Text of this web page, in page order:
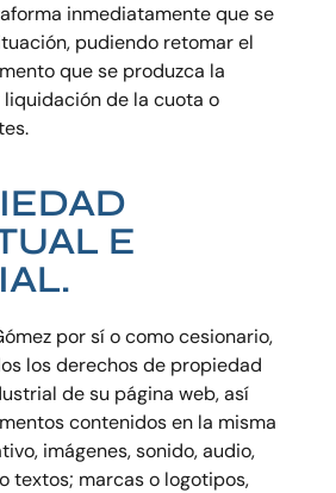
inmediatamente que se
pudiendo retomar el
que se produzca la
de la cuota o
E
por sí o como cesionario,
los derechos de propiedad
de su página web, así
contenidos en la misma
imágenes, sonido, audio,
textos; marcas o logotipos,